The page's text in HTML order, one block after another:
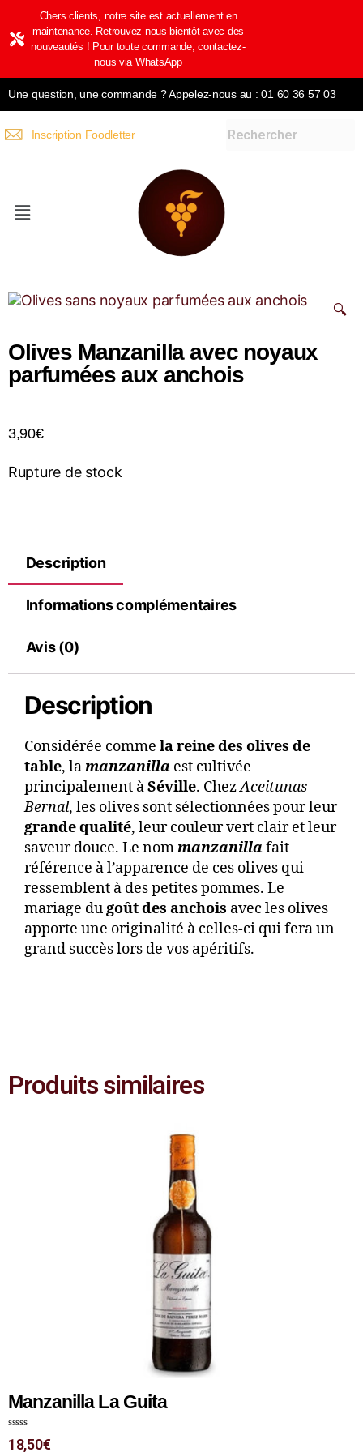
Chers clients, notre site est actuellement en
maintenance. Retrouvez-nous bientôt avec des
nouveautés ! Pour toute commande, contactez-
nous via WhatsApp
Une question, une commande ? Appelez-nous au : 01 60 36 57 03
Inscription Foodletter
🔍
Olives Manzanilla avec noyaux
parfumées aux anchois
3,90€
Rupture de stock
Description
Informations complémentaires
Avis (0)
Description
Considérée comme la reine des olives de
table, lamanzanilla est cultivée
principalement àSéville. ChezAceitunas
Bernal, les olives sont sélectionnées pour leur
grande qualité, leur couleur vert clair et leur
saveur douce. Le nommanzanillafait
référence à l’apparence de ces olives qui
ressemblent à des petites pommes. Le
mariage dugoût des anchois avec les olives
apporte une originalité à celles-ci qui fera un
grand succès lors de vos apéritifs.
Produits similaires
Manzanilla La Guita
N
18,50€